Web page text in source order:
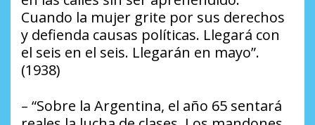
Cuando la mujer grite por sus derechos
y defienda causas políticas. Llegará con
el seis en el seis. Llegarán en mayo”.
(1938)
– “Sobre la Argentina, el año 65 sentará